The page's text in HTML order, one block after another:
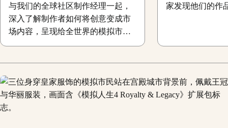
与我们的全球社区制作经理一起，
深入了解制作者如何将创意变成市
场内容，呈现给全世界的模拟市民
玩家。
家发现他们的作